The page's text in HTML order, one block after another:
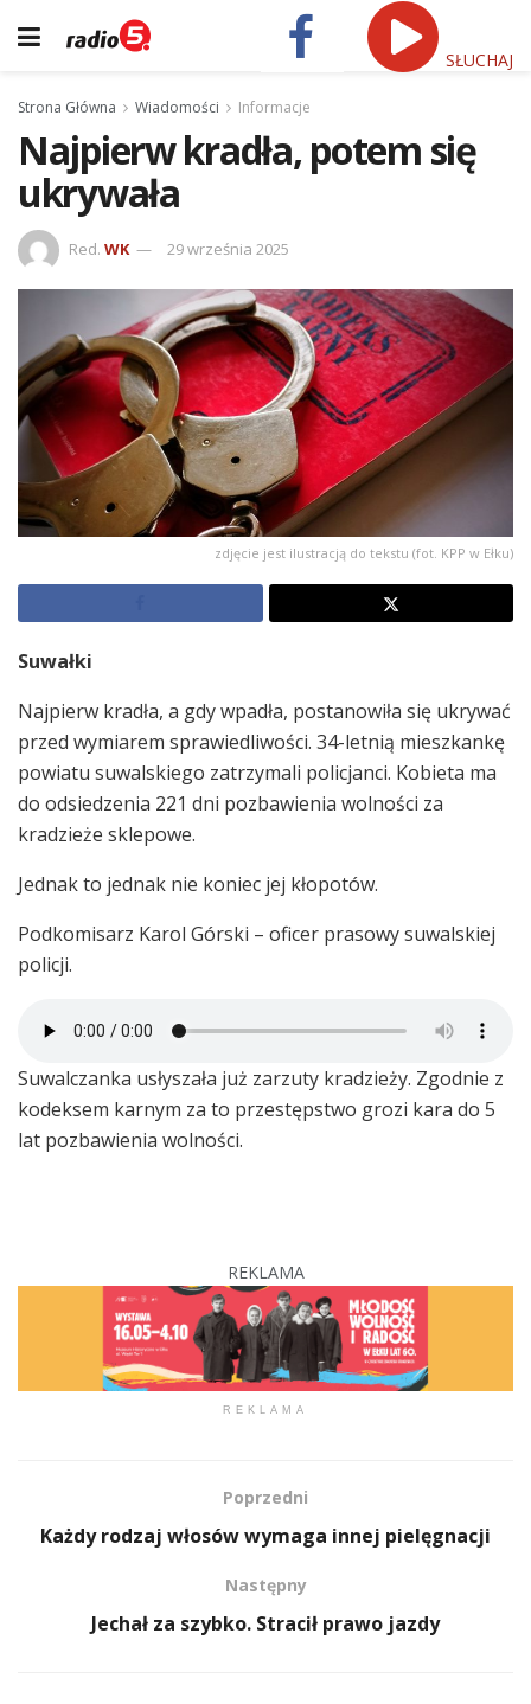
SŁUCHAJ
Strona Główna Wiadomości Informacje
Najpierw kradła, potem się
ukrywała
Red. WK 29 września 2025
zdjęcie jest ilustracją do tekstu (fot. KPP w Ełku)
Suwałki
Najpierw kradła, a gdy wpadła, postanowiła się ukrywać
przed wymiarem sprawiedliwości. 34-letnią mieszkankę
powiatu suwalskiego zatrzymali policjanci. Kobieta ma
do odsiedzenia 221 dni pozbawienia wolności za
kradzieże sklepowe.
Jednak to jednak nie koniec jej kłopotów.
Podkomisarz Karol Górski – oficer prasowy suwalskiej
policji.
Suwalczanka usłyszała już zarzuty kradzieży. Zgodnie z
kodeksem karnym za to przestępstwo grozi kara do 5
lat pozbawienia wolności.
REKLAMA
REKLAMA
Poprzedni
Każdy rodzaj włosów wymaga innej pielęgnacji
Następny
Jechał za szybko. Stracił prawo jazdy